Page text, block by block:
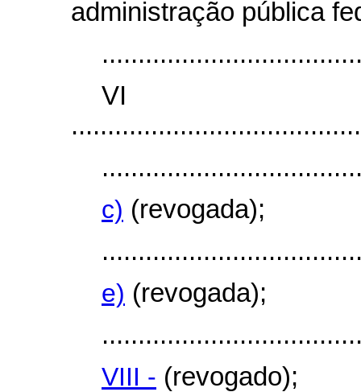
administração pública
c) (revogada);
e) (revogada);
VIII - (revogado);